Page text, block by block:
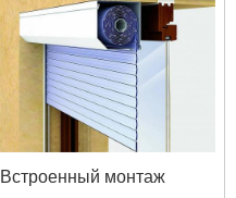
Встроенный монтаж